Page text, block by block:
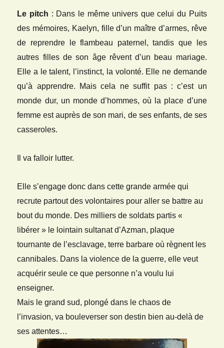
Le pitch : Dans le même univers que celui du Puits
des mémoires, Kaelyn, fille d’un maître d’armes, rêve
de reprendre le flambeau paternel, tandis que les
autres filles de son âge rêvent d’un beau mariage.
Elle a le talent, l’instinct, la volonté. Elle ne demande
qu’à apprendre. Mais cela ne suffit pas : c’est un
monde dur, un monde d’hommes, où la place d’une
femme est auprès de son mari, de ses enfants, de ses
casseroles.
Il va falloir lutter.
Elle s’engage donc dans cette grande armée qui
recrute partout des volontaires pour aller se battre au
bout du monde. Des milliers de soldats partis «
libérer » le lointain sultanat d’Azman, plaque
tournante de l’esclavage, terre barbare où règnent les
cannibales. Dans la violence de la guerre, elle veut
acquérir seule ce que personne n’a voulu lui
enseigner.
Mais le grand sud, plongé dans le chaos de
l’invasion, va bouleverser son destin bien au-delà de
ses attentes…